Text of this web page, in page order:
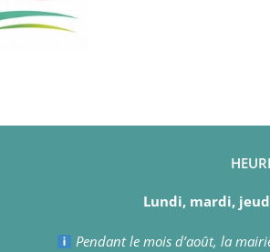
Lundi, mardi,
Pendant le mois d’août, la